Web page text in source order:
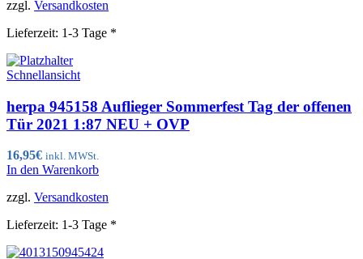
zzgl. Versandkosten
Lieferzeit: 1-3 Tage *
Schnellansicht
herpa 945158 Auflieger Sommerfest Tag der offenen
Tür 2021 1:87 NEU + OVP
16,95€ inkl. MWSt.
In den Warenkorb
zzgl. Versandkosten
Lieferzeit: 1-3 Tage *